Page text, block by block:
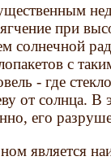
при
солнечной
с
- где
от солнца.
его
является